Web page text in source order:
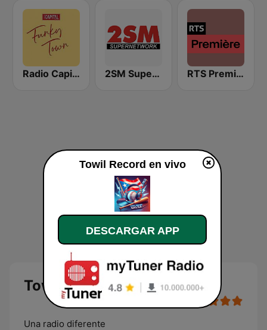
Radio Capital Funky Town 2SM Super Radio RTS Première
Towil Record en vivo
Una radio diferente
Towil Record en vivo
DESCARGAR APP